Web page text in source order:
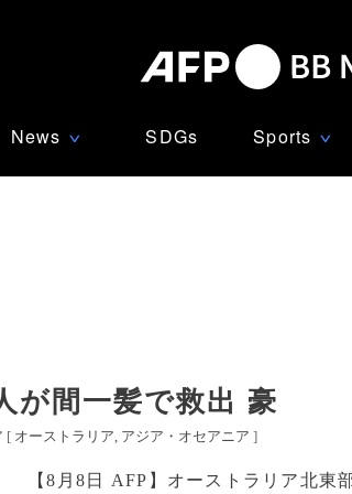
News ∨ SDGs Sports ∨
が間一髪で救出 豪
[ オーストラリア アジア・オセアニア ]
【8月8日 AFP】オーストラリア北東